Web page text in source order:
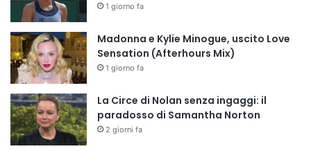
1 giorno fa
Madonna e Kylie Minogue, uscito Love
Sensation (Afterhours Mix)
1 giorno fa
La Circe di Nolan senza ingaggi: il
paradosso di Samantha Norton
2 giorni fa